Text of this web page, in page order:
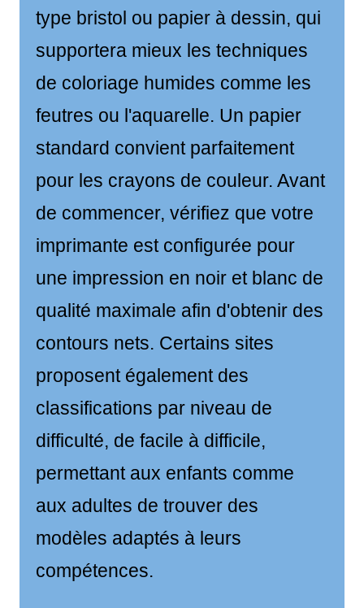
type bristol ou papier à dessin, qui
supportera mieux les techniques
de coloriage humides comme les
feutres ou l'aquarelle. Un papier
standard convient parfaitement
pour les crayons de couleur. Avant
de commencer, vérifiez que votre
imprimante est configurée pour
une impression en noir et blanc de
qualité maximale afin d'obtenir des
contours nets. Certains sites
proposent également des
classifications par niveau de
difficulté, de facile à difficile,
permettant aux enfants comme
aux adultes de trouver des
modèles adaptés à leurs
compétences.